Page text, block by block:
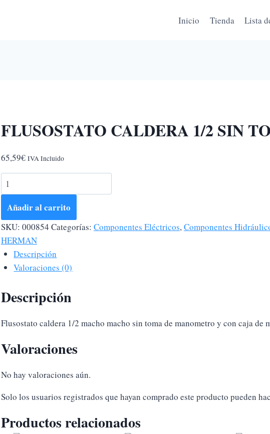
Inicio Tienda Lista
FLUSOSTATO CALDERA 1/2 SIN
65,59€ IVA Incluido
FLUSOSTATO
CALDERA
1/2
SIN
TOMA
cantidad
Añadir al carrito
SKU: 000854 Categorías: Componentes Eléctricos, Componentes
HERMAN
Descripción
Valoraciones (0)
Descripción
Flusostato caldera 1/2 macho macho sin toma de manometro y con caja de
Valoraciones
No hay valoraciones aún.
Solo los usuarios registrados que hayan comprado este producto pueden
Productos relacionados